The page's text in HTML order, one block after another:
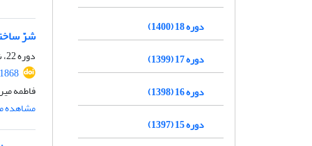
شرّ
دوره 22، شماره 2، اسفند 1404، صفحه
فاطمه
مشاهده
دوره 18 (1400)
دوره 17 (1399)
دوره 16 (1398)
دوره 15 (1397)